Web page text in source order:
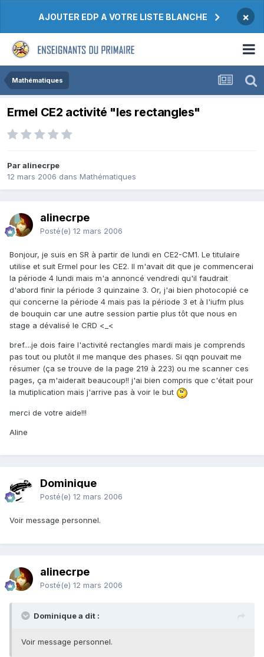
AJOUTER EDP A VOTRE LISTE BLANCHE ×
Mathématiques
Ermel CE2 activité "les rectangles"
Par alinecrpe
12 mars 2006 dans Mathématiques
alinecrpe
Posté(e) 12 mars 2006
Bonjour, je suis en SR à partir de lundi en CE2-CM1. Le titulaire
utilise et suit Ermel pour les CE2. Il m'avait dit que je commencerai
la période 4 lundi mais m'a annoncé vendredi qu'il faudrait
d'abord finir la période 3 quinzaine 3. Or, j'ai bien photocopié ce
qui concerne la période 4 mais pas la période 3 et à l'iufm plus
de bouquin car une autre session partie plus tôt que nous en
stage a dévalisé le CRD <_<
bref....je dois faire l'activité rectangles mardi mais je comprends
pas tout ou plutôt il me manque des phases. Si qqn pouvait me
résumer (ça se trouve de la page 219 à 223) ou me scanner ces
pages, ça m'aiderait beaucoup!! j'ai bien compris que c'était pour
la mutiplication mais j'arrive pas à voir le but
merci de votre aide!!!
Aline
Dominique
Posté(e) 12 mars 2006
Voir message personnel.
alinecrpe
Posté(e) 12 mars 2006
Dominique a dit :
Voir message personnel.